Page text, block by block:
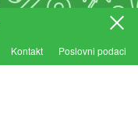
Kontakt Poslovni podaci